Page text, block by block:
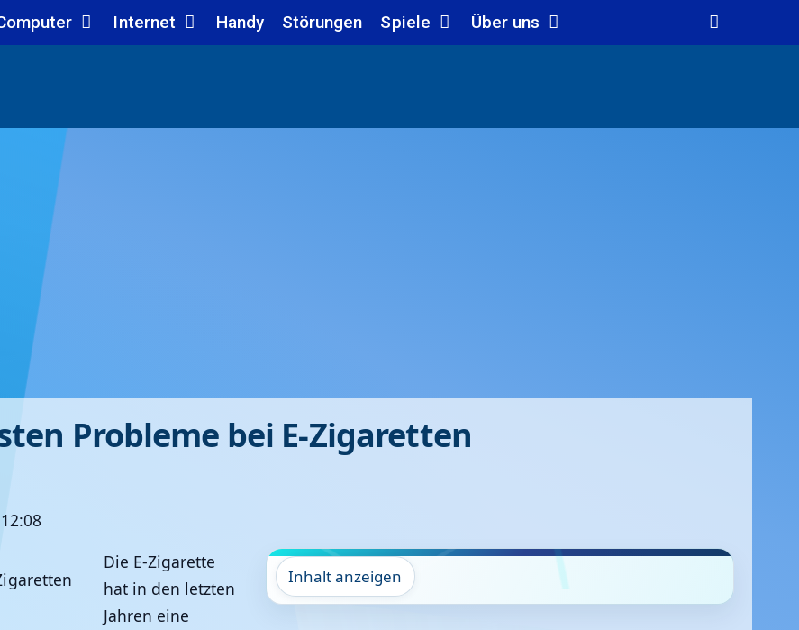
Internet Handy Störungen Spiele Über uns
Probleme bei E-Zigaretten
Inhalt anzeigen
Die E-Zigarette
hat in den letzten
Jahren eine